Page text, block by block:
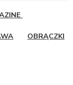
OBRĄCZKI